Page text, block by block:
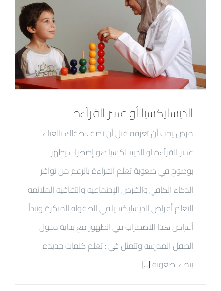
الديسليكسيا أو عسر القرآءة
مرض يجب أن تعرفه قبل أن تصف طفلك بالغباء
عسر القرآءة او الديسلكسيا هو إضطراب يظهر
بوضوح في صعوبة تعلم القراءة بالرغم من توافر
الذكاء الكافي والفرص الإجتماعية والثقافية الملائمه
للتعلم أعراض الديسليكسيا في الطفولة المبكرة وتبدأ
أعراض هذا الاضطراب في الظهور مع بداية دخول
الطفل المدرسة وتتمثل في : تعلم كلمات جديده
ببطء. صعوبة[...]